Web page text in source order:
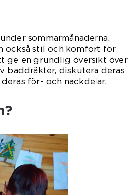
sommarmånaderna.
också stil och komfort för
ge en grundlig översikt över
baddräkter, diskutera deras
för- och nackdelar.